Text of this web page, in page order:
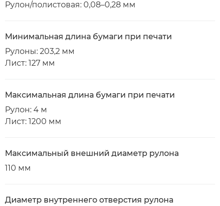
Рулон/полистовая: 0,08–0,28 мм
Минимальная длина бумаги при печати
Рулоны: 203,2 мм
Лист: 127 мм
Максимальная длина бумаги при печати
Рулон: 4 м
Лист: 1200 мм
Максимальный внешний диаметр рулона
110 мм
Диаметр внутреннего отверстия рулона